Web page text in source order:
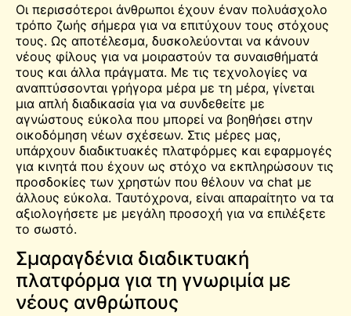
Οι περισσότεροι άνθρωποι έχουν έναν πολυάσχολο
τρόπο ζωής σήμερα για να επιτύχουν τους στόχους
τους. Ως αποτέλεσμα, δυσκολεύονται να κάνουν
νέους φίλους για να μοιραστούν τα συναισθήματά
τους και άλλα πράγματα. Με τις τεχνολογίες να
αναπτύσσονται γρήγορα μέρα με τη μέρα, γίνεται
μια απλή διαδικασία για να συνδεθείτε με
αγνώστους εύκολα που μπορεί να βοηθήσει στην
οικοδόμηση νέων σχέσεων. Στις μέρες μας,
υπάρχουν διαδικτυακές πλατφόρμες και εφαρμογές
για κινητά που έχουν ως στόχο να εκπληρώσουν τις
προσδοκίες των χρηστών που θέλουν να chat με
άλλους εύκολα. Ταυτόχρονα, είναι απαραίτητο να τα
αξιολογήσετε με μεγάλη προσοχή για να επιλέξετε
το σωστό.
Σμαραγδένια διαδικτυακή
πλατφόρμα για τη γνωριμία με
νέους ανθρώπους